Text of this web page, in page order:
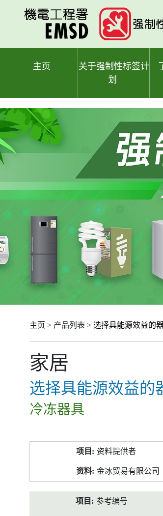
主页
关于强制性标签计
划
主页 > 产品列表 > 选择具能源效益的
家居
选择具能源效益的
冷冻器具
料
资料提供者
金冰贸易有限公司
参考编号